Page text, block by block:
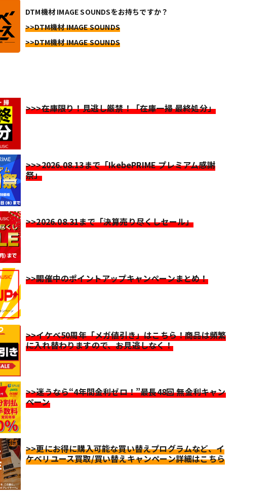
DTM機材 IMAGE SOUNDSをお持ちですか？
>>DTM機材 IMAGE SOUNDS
>>DTM機材 IMAGE SOUNDS
>>>在庫限り！見逃し厳禁！「在庫一掃 最終処分」
>>>2026.08.13まで「IkebePRIME プレミアム感謝
祭」
>>2026.08.31まで「決算売り尽くしセール」
>>開催中のポイントアップキャンペーンまとめ！
>>イケベ50周年「メガ値引き」はこちら！商品は頻繁
に入れ替わりますので、お見逃しなく！
>>迷うなら“4年間金利ゼロ！”最長48回 無金利キャン
ペーン
>>更にお得に購入可能な買い替えプログラムなど、イ
ケベリユース買取/買い替えキャンペーン詳細はこちら